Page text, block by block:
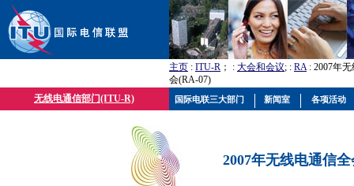
主页 : ITU-R ； : 大会和会议; : RA: 2007年
会(RA-07)
无线电通信部门(ITU-R)
2007年无线电通信
国际电联三大部门 新闻室 各项活动